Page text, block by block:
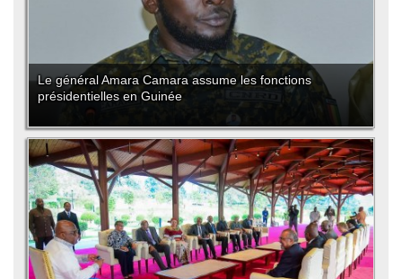
Le général Amara Camara assume les fonctions
présidentielles en Guinée